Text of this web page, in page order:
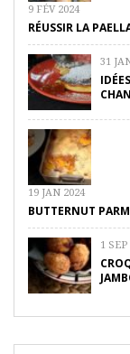
9 FÉV 2024
RÉUSSIR LA
31
19 JAN 2024
BUTTERNUT
1 SEP